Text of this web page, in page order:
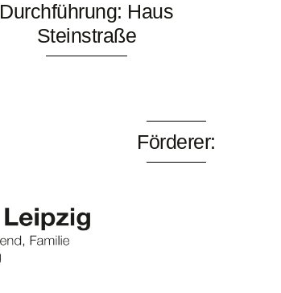
Durchführung: Haus
Steinstraße
Förderer: